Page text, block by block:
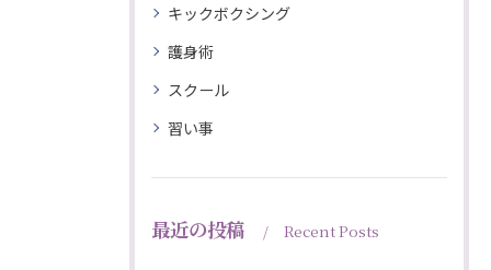
キックボクシング
護身術
スクール
習い事
最近の投稿 Recent Posts